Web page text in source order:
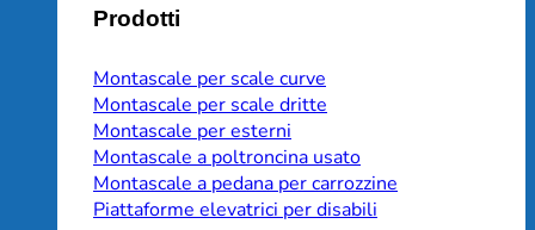
Prodotti
Montascale per scale curve
Montascale per scale dritte
Montascale per esterni
Montascale a poltroncina usato
Montascale a pedana per carrozzine
Piattaforme elevatrici per disabili